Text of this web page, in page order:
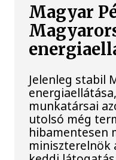
Magyar
Jelenleg stabil
munkatársai
utolsó még
hibamentesen
miniszterelnök